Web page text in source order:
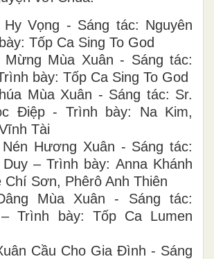
Hy Vọng - Sáng tác: Nguyên
Tốp Ca Sing To God
Mừng Mùa Xuân - Sáng tác:
bày: Tốp Ca Sing To God
Mùa Xuân - Sáng tác: Sr.
Điệp - Trình bày: Na Kim,
Tài
Nén Hương Xuân - Sáng tác:
– Trình bày: Anna Khánh
Chí Sơn, Phêrô Anh Thiên
Mùa Xuân - Sáng tác:
Trình bày: Tốp Ca Lumen
Cầu Cho Gia Đình - Sáng